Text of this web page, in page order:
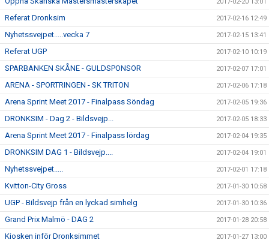
Referat Dronksim 2017-02-16 12:49
Nyhetssvejpet.....vecka 7 2017-02-15 13:41
Referat UGP 2017-02-10 10:19
SPARBANKEN SKÅNE - GULDSPONSOR 2017-02-07 17:01
ARENA - SPORTRINGEN - SK TRITON 2017-02-06 17:18
Arena Sprint Meet 2017 - Finalpass Söndag 2017-02-05 19:36
DRONKSIM - Dag 2 - Bildsvejp... 2017-02-05 18:33
Arena Sprint Meet 2017 - Finalpass lördag 2017-02-04 19:35
DRONKSIM DAG 1 - Bildsvejp.... 2017-02-04 19:01
Nyhetssvejpet..... 2017-02-01 17:18
Kvitton-City Gross 2017-01-30 10:58
UGP - Bildsvejp från en lyckad simhelg 2017-01-30 10:36
Grand Prix Malmö - DAG 2 2017-01-28 20:58
Kiosken inför Dronksimmet 2017-01-27 13:00